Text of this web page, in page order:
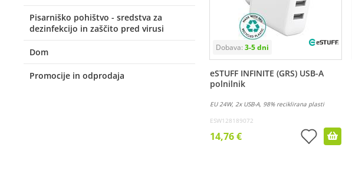
Pisarniško pohištvo - sredstva za
dezinfekcijo in zaščito pred virusi
Dom
Promocije in odprodaja
eSTUFF INFINITE (GRS) USB-A
polnilnik
EU 24W, 2x USB-A, 98% reciklirana plasti
ESW128189072
14,76 €